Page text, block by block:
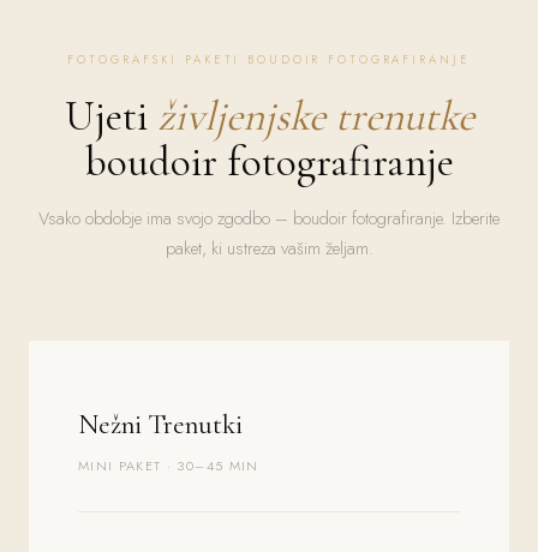
FOTOGRAFSKI PAKETI BOUDOIR FOTOGRAFIRANJE
Ujeti življenjske trenutke
boudoir fotografiranje
Vsako obdobje ima svojo zgodbo – boudoir fotografiranje. Izberite
paket, ki ustreza vašim željam.
Nežni Trenutki
MINI PAKET · 30–45 MIN